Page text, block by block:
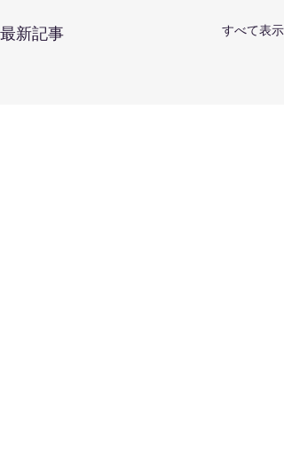
最新記事 すべて表示